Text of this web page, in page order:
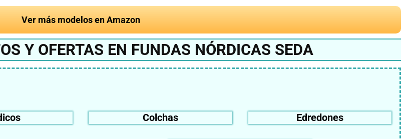
Ver más modelos en Amazon
Y OFERTAS EN FUNDAS NÓRDICAS SEDA
Colchas Edredones